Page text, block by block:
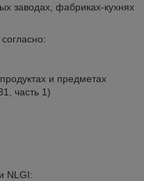
заводах, фабриках-кухнях
и предметах
часть 1)
NLGI: